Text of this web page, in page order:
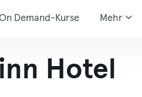
On Demand-Kurse Mehr
Hotel